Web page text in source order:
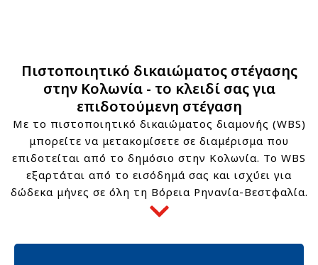
Πιστοποιητικό δικαιώματος στέγασης
στην Κολωνία - το κλειδί σας για
επιδοτούμενη στέγαση
Με το πιστοποιητικό δικαιώματος διαμονής (WBS)
μπορείτε να μετακομίσετε σε διαμέρισμα που
επιδοτείται από το δημόσιο στην Κολωνία. Το WBS
εξαρτάται από το εισόδημά σας και ισχύει για
δώδεκα μήνες σε όλη τη Βόρεια Ρηνανία-Βεστφαλία.